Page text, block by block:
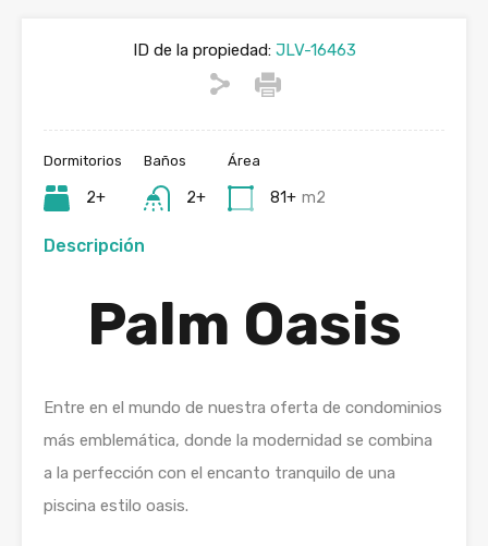
ID de la propiedad:JLV-16463
Dormitorios
2+
Baños
2+
Área
81+ m2
Descripción
Palm Oasis
Entre en el mundo de nuestra oferta de condominios
más emblemática, donde la modernidad se combina
a la perfección con el encanto tranquilo de una
piscina estilo oasis.